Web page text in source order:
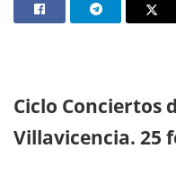
Ciclo Conciertos
Villavicencia. 25